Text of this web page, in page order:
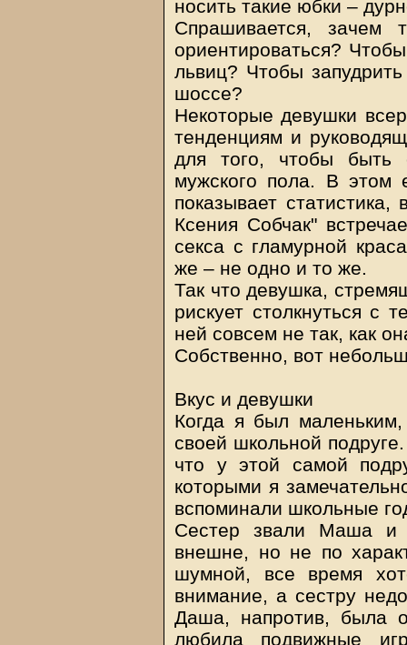
носить такие юбки –
Спрашивается, зачем
ориентироваться?
львиц? Чтобы
шоссе?
Некоторые девушки
тенденциям и
для того, чтобы быть
мужского пола. В этом
показывает
Ксения Собчак"
секса с гламурной
же – не одно и то же.
Так что девушка,
рискует столкнуться с
ней совсем не так, как
Собственно, вот
Вкус и девушки
Когда я был
своей школьной
что у этой самой
которыми я
вспоминали школьные
Сестер звали Маша и
внешне, но не по
шумной, все время
внимание, а сестру
Даша, напротив, была
любила подвижные